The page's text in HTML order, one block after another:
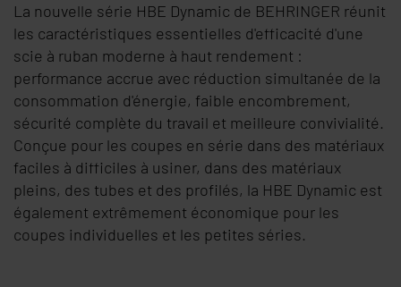
La nouvelle série HBE Dynamic de BEHRINGER réunit
les caractéristiques essentielles d'efficacité d'une
scie à ruban moderne à haut rendement :
performance accrue avec réduction simultanée de la
consommation d'énergie, faible encombrement,
sécurité complète du travail et meilleure convivialité.
Conçue pour les coupes en série dans des matériaux
faciles à difficiles à usiner, dans des matériaux
pleins, des tubes et des profilés, la HBE Dynamic est
également extrêmement économique pour les
coupes individuelles et les petites séries.